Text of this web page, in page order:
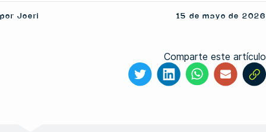
por Joeri 15 de mayo de 2026
Comparte este artículo